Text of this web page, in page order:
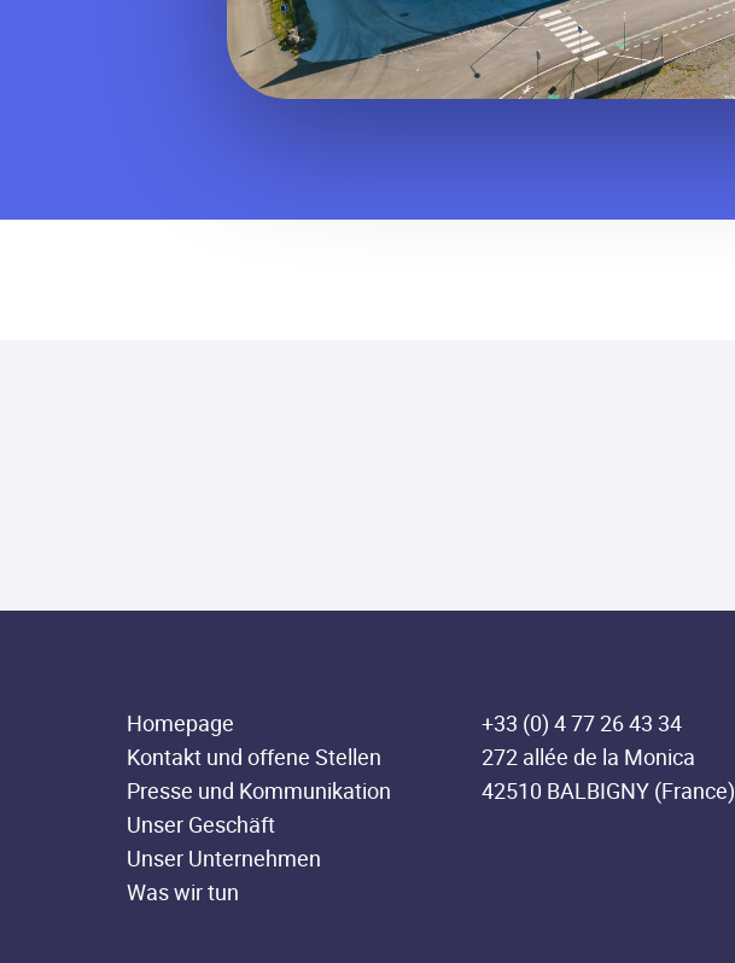
Homepage
Kontakt und offene Stellen
Presse und Kommunikation
Unser Geschäft
Unser Unternehmen
Was wir tun
+33 (0) 4 77 26 43 34
272 allée de la Monica
42510 BALBIGNY (France)